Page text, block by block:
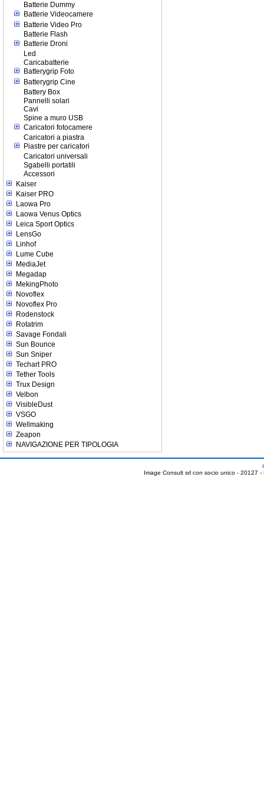
Batterie Dummy
Batterie Videocamere
Batterie Video Pro
Batterie Flash
Batterie Droni
Led
Caricabatterie
Batterygrip Foto
Batterygrip Cine
Battery Box
Pannelli solari
Cavi
Spine a muro USB
Caricatori fotocamere
Caricatori a piastra
Piastre per caricatori
Caricatori universali
Sgabelli portatili
Accessori
Kaiser
Kaiser PRO
Laowa Pro
Laowa Venus Optics
Leica Sport Optics
LensGo
Linhof
Lume Cube
MediaJet
Megadap
MekingPhoto
Novoflex
Novoflex Pro
Rodenstock
Rotatrim
Savage Fondali
Sun Bounce
Sun Sniper
Techart PRO
Tether Tools
Trux Design
Velbon
VisibleDust
VSGO
Wellmaking
Zeapon
NAVIGAZIONE PER TIPOLOGIA
Image Consult srl con socio unico - 20127